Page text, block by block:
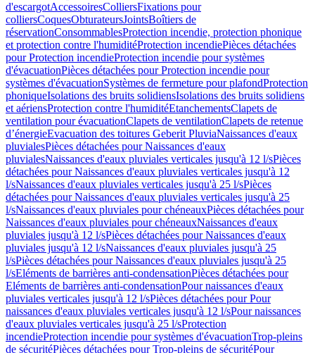
d'escargotAccessoiresColliersFixations pour
colliersCoquesObturateursJointsBoîtiers de
réservationConsommablesProtection incendie, protection phonique
et protection contre l'humiditéProtection incendiePièces détachées
pour Protection incendieProtection incendie pour systèmes
d'évacuationPièces détachées pour Protection incendie pour
systèmes d'évacuationSystèmes de fermeture pour plafondProtection
phoniqueIsolations des bruits solidiensIsolations des bruits solidiens
et aériensProtection contre l'humiditéEtanchementsClapets de
ventilation pour évacuationClapets de ventilationClapets de retenue
d’énergieEvacuation des toitures Geberit PluviaNaissances d'eaux
pluvialesPièces détachées pour Naissances d'eaux
pluvialesNaissances d'eaux pluviales verticales jusqu'à 12 l/sPièces
détachées pour Naissances d'eaux pluviales verticales jusqu'à 12
l/sNaissances d'eaux pluviales verticales jusqu'à 25 l/sPièces
détachées pour Naissances d'eaux pluviales verticales jusqu'à 25
l/sNaissances d'eaux pluviales pour chéneauxPièces détachées pour
Naissances d'eaux pluviales pour chéneauxNaissances d'eaux
pluviales jusqu'à 12 l/sPièces détachées pour Naissances d'eaux
pluviales jusqu'à 12 l/sNaissances d'eaux pluviales jusqu'à 25
l/sPièces détachées pour Naissances d'eaux pluviales jusqu'à 25
l/sEléments de barrières anti-condensationPièces détachées pour
Eléments de barrières anti-condensationPour naissances d'eaux
pluviales verticales jusqu'à 12 l/sPièces détachées pour Pour
naissances d'eaux pluviales verticales jusqu'à 12 l/sPour naissances
d'eaux pluviales verticales jusqu'à 25 l/sProtection
incendieProtection incendie pour systèmes d'évacuationTrop-pleins
de sécuritéPièces détachées pour Trop-pleins de sécuritéPour